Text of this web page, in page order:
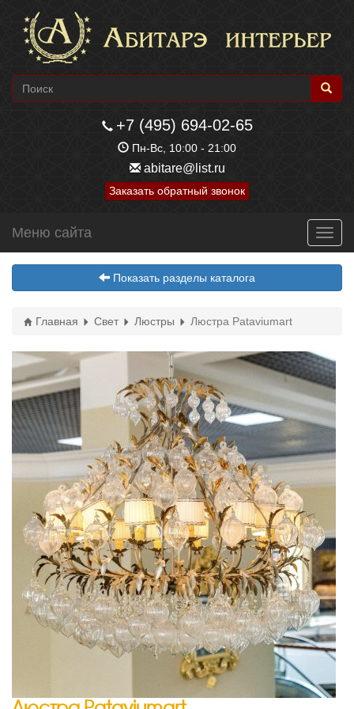
+7 (495) 694-02-65
Пн-Вс, 10:00 - 21:00
abitare@list.ru
Заказать обратный звонок
Меню сайта
Показать разделы каталога
Главная Свет Люстры Люстра Pataviumart